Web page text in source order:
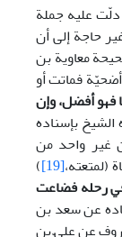
دلّت عليه جملة
حاجة إلى أن
معاوية بن
رجل اشترى أضحيّة فماتت أو
فهو أفضل، وإن
الشيخ بإسناده
غير واحد من
[19]
)
رحله فضاعت
عن سعد بن
عن عليّ بن